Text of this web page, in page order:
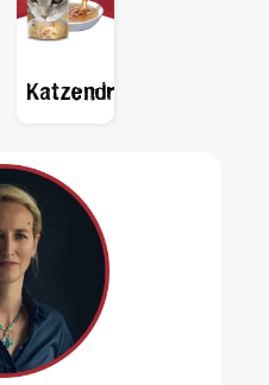
Katzendrinks